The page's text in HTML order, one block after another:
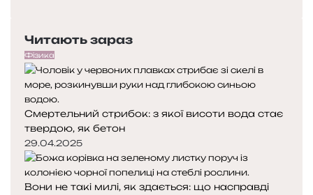
Читають зараз
Фізика
Смертельний стрибок: з якої висоти вода стає
твердою, як бетон
29.04.2025
Вони не такі милі, як здається: що насправді